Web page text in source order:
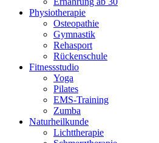
Physiotherapie
Osteopathie
Gymnastik
Rehasport
Rückenschule
Fitnessstudio
Yoga
Pilates
EMS-Training
Zumba
Naturheilkunde
Lichttherapie